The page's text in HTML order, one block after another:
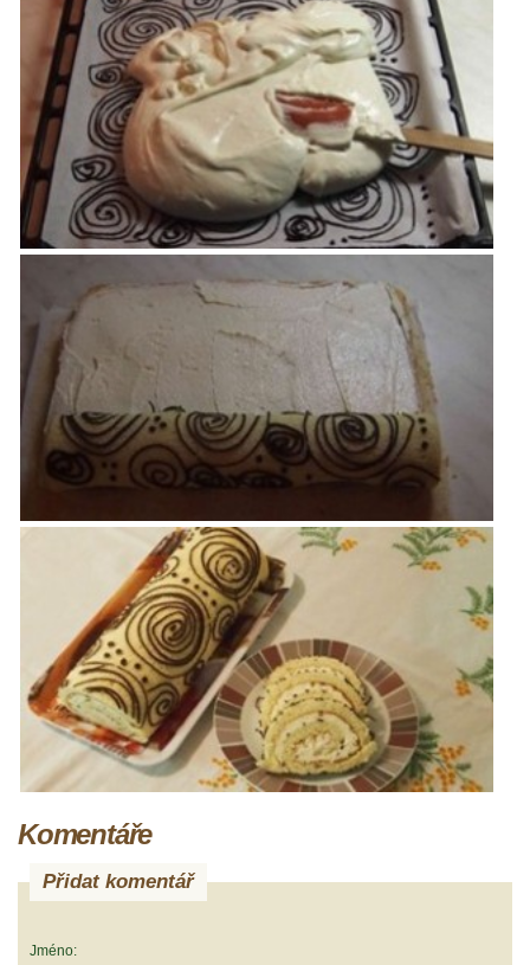
Komentáře
Přidat komentář
Jméno: